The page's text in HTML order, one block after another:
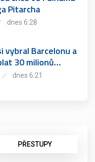
Pitarcha
dnes 6:28
vybral Barcelonu a
30 milionů…
dnes 6:21
PŘESTUPY